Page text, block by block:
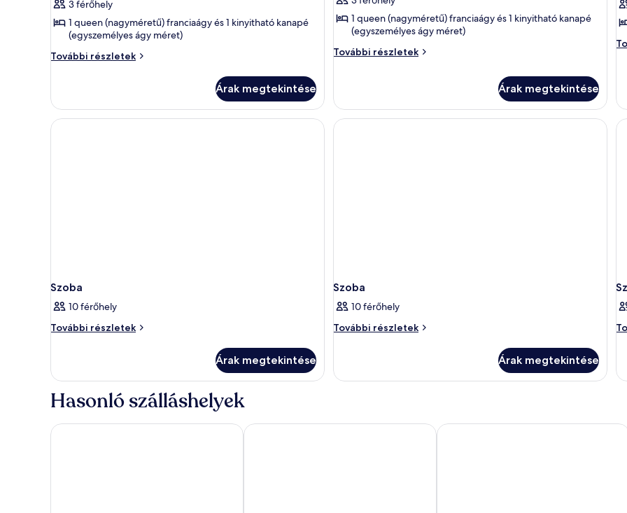
Stúdió
3 férőhely
1 queen (nagyméretű) franciaágy és 1 kinyitható kanapé
(egyszemélyes ágy méret)
További részletek
Stúdió
Árak megtekintése
Standard
szoba
ággyal,
(nagyméretű)
franciaágy
1 queen (nagyméretű) franciaágy és 1 kinyitható kanapé
(egyszemélyes ágy méret)
További részletek
Standard
1
queen
(nagyméretű)
Árak megtekintése
Szoba
10 férőhely
További részletek
Szoba
Árak megtekintése
Szoba
10 férőhely
További részletek
Szoba
Árak megtekintése
Hasonló szálláshelyek
Maistra Select Villas Rubin Resort Maistra Camping Polari Mobile homesMaistra Select Belvedere Resort